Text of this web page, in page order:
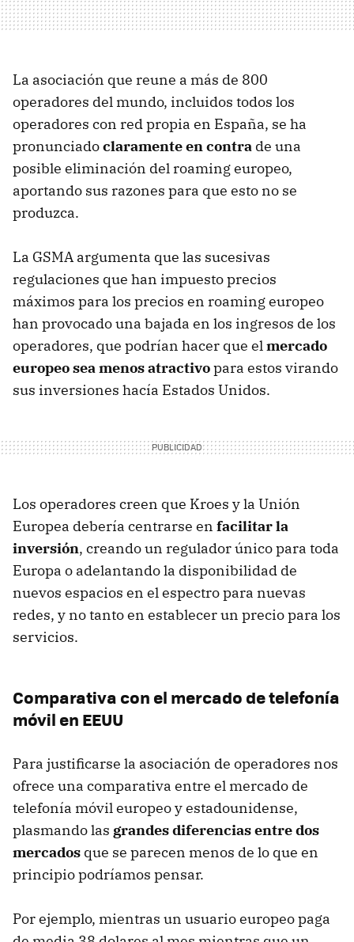
La asociación que reune a más de 800
operadores del mundo, incluidos todos los
operadores con red propia en España, se ha
pronunciadoclaramente en contra de una
posible eliminación del roaming europeo,
aportando sus razones para que esto no se
produzca.
La GSMA argumenta que las sucesivas
regulaciones que han impuesto precios
máximos para los precios en roaming europeo
han provocado una bajada en los ingresos de los
operadores, que podrían hacer que elmercado
europeo sea menos atractivopara estos virando
sus inversiones hacía Estados Unidos.
Los operadores creen que Kroes y la Unión
Europea debería centrarse en facilitar la
inversión, creando un regulador único para toda
Europa o adelantando la disponibilidad de
nuevos espacios en el espectro para nuevas
redes, y no tanto en establecer un precio para los
servicios.
Comparativa con el mercado de telefonía
móvil en EEUU
Para justificarse la asociación de operadores nos
ofrece una comparativa entre el mercado de
telefonía móvil europeo y estadounidense,
plasmando las grandes diferencias entre dos
mercados que se parecen menos de lo que en
principio podríamos pensar.
Por ejemplo, mientras un usuario europeo paga